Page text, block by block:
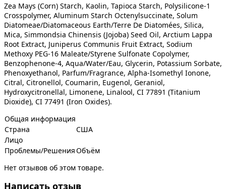
Zea Mays (Corn) Starch, Kaolin, Tapioca Starch, Polysilicone-1
Crosspolymer, Aluminum Starch Octenylsuccinate, Solum
Diatomeae/Diatomaceous Earth/Terre De Diatomées, Silica,
Mica, Simmondsia Chinensis (Jojoba) Seed Oil, Arctium Lappa
Root Extract, Juniperus Communis Fruit Extract, Sodium
Methoxy PEG-16 Maleate/Styrene Sulfonate Copolymer,
Benzophenone-4, Aqua/Water/Eau, Glycerin, Potassium Sorbate,
Phenoxyethanol, Parfum/Fragrance, Alpha-Isomethyl Ionone,
Citral, Citronellol, Coumarin, Eugenol, Geraniol,
Hydroxycitronellal, Limonene, Linalool, CI 77891 (Titanium
Dioxide), CI 77491 (Iron Oxides).
Общая информация
Страна
США
Лицо
Проблемы/РешенияОбъём
Нет отзывов об этом товаре.
Написать отзыв